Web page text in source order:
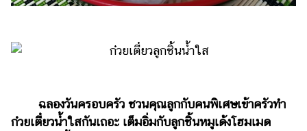
ไตล์ฉลองวันครอบครัว ชวนคุณลูกกับคนพิเศษเข้าครัวทำ
ก๋วยเตี๋ยวน้ำใสกันเถอะ เต็มอิ่มกับลูกชิ้นหมูเด้งโฮมเมด